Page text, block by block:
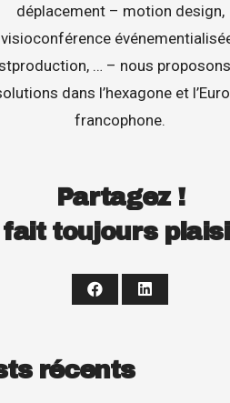
déplacement – motion design,
visioconférence
… – nous
dans l’hexagone et
francophone.
Partagez !
toujours
récents